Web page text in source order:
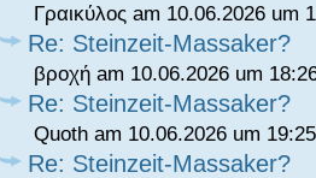
Γραικύλος am 10.06.2026 um
Re: Steinzeit-Massaker?
βροχή am 10.06.2026 um
Re: Steinzeit-Massaker?
Quoth am 10.06.2026 um
Re: Steinzeit-Massaker?